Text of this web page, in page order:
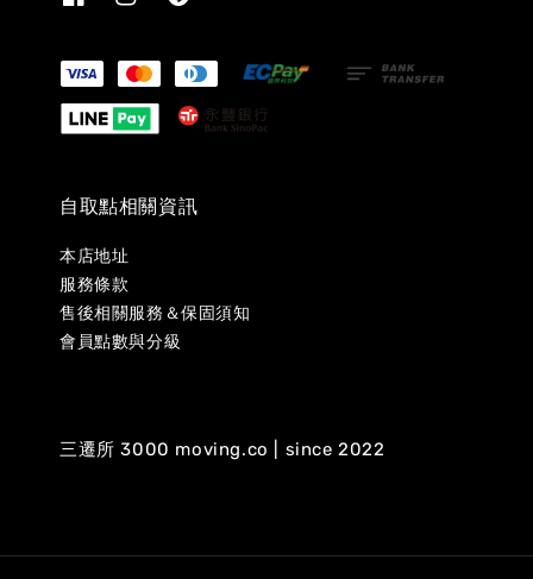
自取點相關資訊
本店地址
服務條款
售後相關服務＆保固須知
會員點數與分級
三遷所 3000 moving.co | since 2022